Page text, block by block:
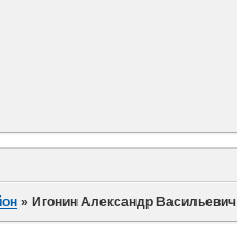
» Игонин Александр Васильевич